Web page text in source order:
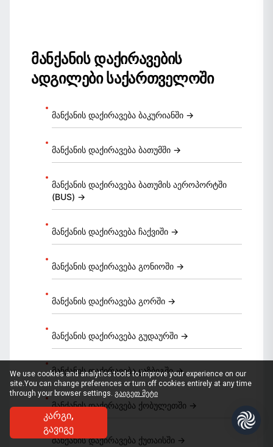
მანქანის დაქირავების
ადგილები საქართველოში
მანქანის დაქირავება ბაკურიანში →
მანქანის დაქირავება ბათუმში →
მანქანის დაქირავება ბათუმის აეროპორტში
(BUS) →
მანქანის დაქირავება ჩაქვიში →
მანქანის დაქირავება გონიოში →
მანქანის დაქირავება გორში →
მანქანის დაქირავება გუდაურში →
მანქანის დაქირავება ყაზბეგში →
მანქანის დაქირავება ქობულეთში →
მანქანის დაქირავება ქუთაისში →
We use cookies and analytics tools to improve your experience on our
site.You can change preferences or turn off cookies entirely at any time
through your browser settings. გაიგეთ მეტი
ᲙᲐᲠᲒᲘ,
ᲒᲐᲕᲘᲒᲔ